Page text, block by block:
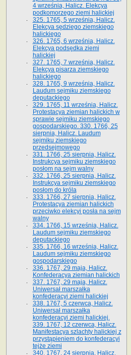
4 września, Halicz. Elekcya
podkomorzego ziemi halickiej
325. 1765, 5 września, Halicz.
Elekcya sędziego ziemskiego
halickiego
326. 1765, 6 września, Halicz.
Elekcya podsędka ziemi
halickiej
327. 1765, 7 września, Halicz.
Elekcya pisarza ziemskiego
halickiego
328. 1765, 9 września, Halicz.
Laudum sejmiku ziemskiego
deputackiego
329. 1765, 11 września, Halicz.
Protestacya ziemian halickich w
sprawie sejmiku ziemskiego
gospodarskiego. 330. 1766, 25
sierpnia, Halicz. Laudum
sejmiku ziemskiego
przedsejmowego
331. 1766, 25 sierpnia, Halicz.
Instrukcya sejmiku ziemskiego
posłom na sejm walny
332. 1766, 25 sierpnia, Halicz.
Instrukcya sejmiku ziemskiego
posłom do króla
333. 1766, 27 sierpnia, Halicz.
Protestacya ziemian halickich
przeciwko elekcyi posła na sejm
walny
334. 1766, 15 września, Halicz.
Laudum sejmiku ziemskiego
deputackiego
335. 1766, 16 września, Halicz.
Laudum sejmiku ziemskiego
gospodarskiego
336. 1767, 29 maja, Halicz.
Konfederacya ziemian halickich
337. 1767, 29 maja, Halicz.
Uniwersał marszałka
konfederacyi ziemi halickiej
338. 1767, 5 czerwca, Halicz.
Uniwersał marszałka
konfederacyi ziemi halickiej.
339. 1767, 12 czerwca, Halicz.
Manifestacya szlachty halickiej z
przystąpieniem do konfederacyi
tejże ziemi
340. 1767, 24 sierpnia, Halicz.